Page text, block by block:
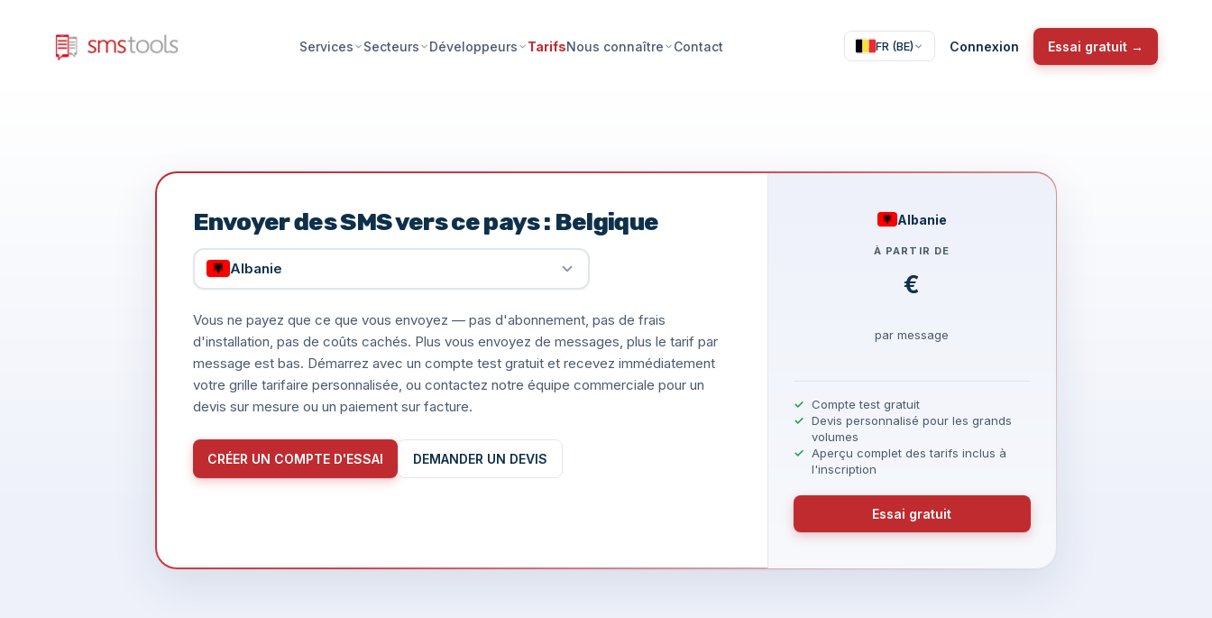
Services Secteurs Développeurs TarifsNous connaître Contact FR (BE) Connexion Essai gratuit →
Envoyer des SMS vers ce pays : Belgique
Albanie
Vous ne payez que ce que vous envoyez — pas d'abonnement, pas de frais
d'installation, pas de coûts cachés. Plus vous envoyez de messages, plus le tarif par
message est bas. Démarrez avec un compte test gratuit et recevez immédiatement
votre grille tarifaire personnalisée, ou contactez notre équipe commerciale pour un
devis sur mesure ou un paiement sur facture.
CRÉER UN COMPTE D'ESSAI DEMANDER UN DEVIS
Albanie
À PARTIR DE
€
par message
Compte test gratuit
Devis personnalisé pour les grands
volumes
Aperçu complet des tarifs inclus à
l'inscription
Essai gratuit